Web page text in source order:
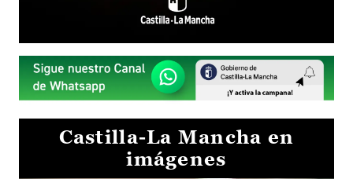
Castilla-La Mancha en
imágenes